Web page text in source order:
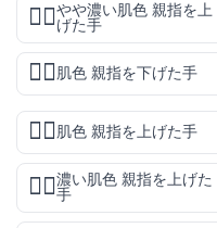
👍🏾やや濃い肌色 親指を上
げた手
👎🏽肌色 親指を下げた手
👍🏽肌色 親指を上げた手
👍🏿濃い肌色 親指を上げた
手